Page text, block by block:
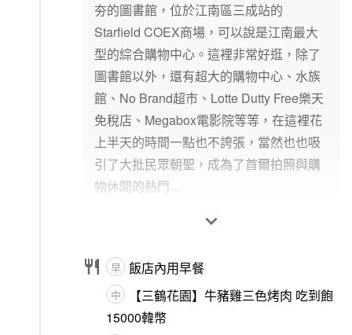
夯的圖書館，位於江南區三成站的
Starfield COEX商場，可以說是江南最大
型的綜合購物中心。這裡非常好逛，除了
圖書館以外，還有超大的購物中心、水族
館、No Brand超市、Lotte Dutty Free樂天
免稅店、Megabox電影院等等，在這裡花
上半天的時間一點也不誇張，當然也也吸
引了大批民眾朝聖，成為了首爾拍照與購
物休閒的熱門...

 早 飯店內用早餐
中
【三鶴花園】牛豬雞三色烤肉 吃到飽
15000韓幣